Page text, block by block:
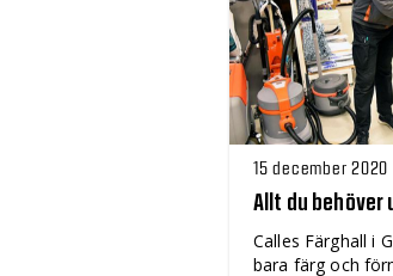
15 december 2020
Allt du behöver
Calles Färghall i
bara färg och